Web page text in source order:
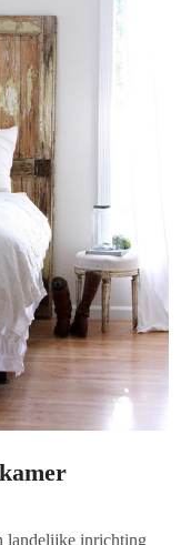
landelijke inrichting